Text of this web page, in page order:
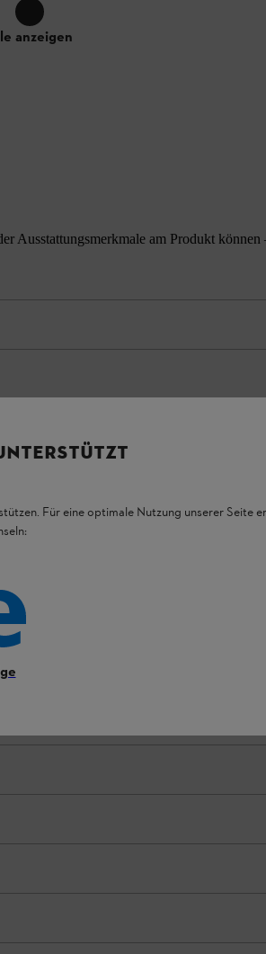
anzeigen
Ausstattungsmerkmale am Produkt
Für eine optimale Nutzung unserer Seite